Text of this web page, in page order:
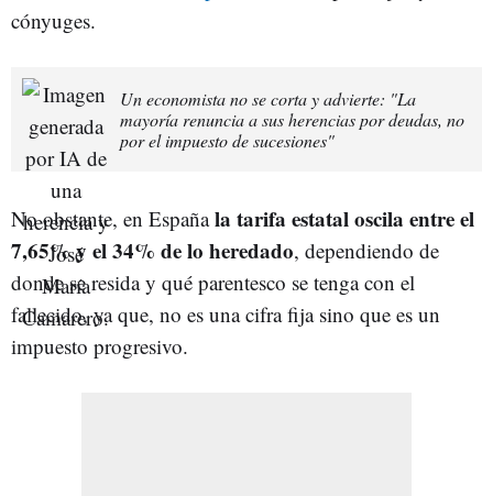
cónyuges.
Un economista no se corta y advierte: "La
mayoría renuncia a sus herencias por deudas, no
por el impuesto de sucesiones"
No obstante, en Españala tarifa estatal oscila entre el
7,65% y el 34% de lo heredado, dependiendo de
donde se resida y qué parentesco se tenga con el
fallecido, ya que, no es una cifra fija sino que es un
impuesto progresivo.